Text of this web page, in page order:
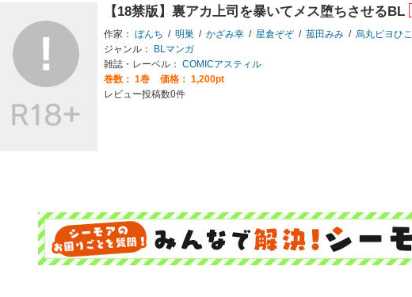
【18禁版】裏アカ上司を暴いてメス堕ちさせるBL
作家： ぼんち / 明巣 / かざみ幸 / 星倉ぞぞ / 菰田みみ / 烏丸ピヨひこ
ジャンル：
BLマンガ
雑誌・レーベル： COMICアスティル
巻数： 1巻
価格： 1,200pt
レビュー投稿数0件